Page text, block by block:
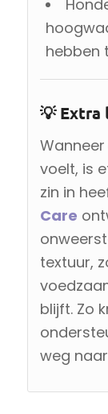
hebben
💡 Extra
voelt, is
zin in
Care
textuur,
blijft. Zo
weg